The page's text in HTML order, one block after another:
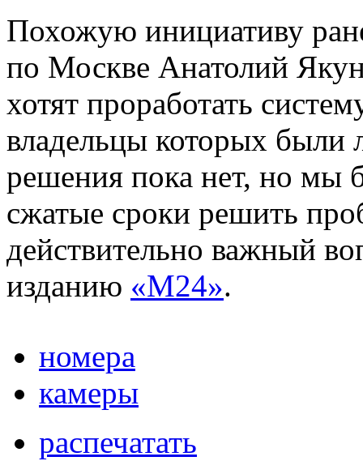
Похожую инициативу
по Москве Анатолий
хотят проработать
владельцы которых были
решения пока нет, но мы
сжатые сроки решить
действительно важный
изданию «М24».
номера
камеры
распечатать